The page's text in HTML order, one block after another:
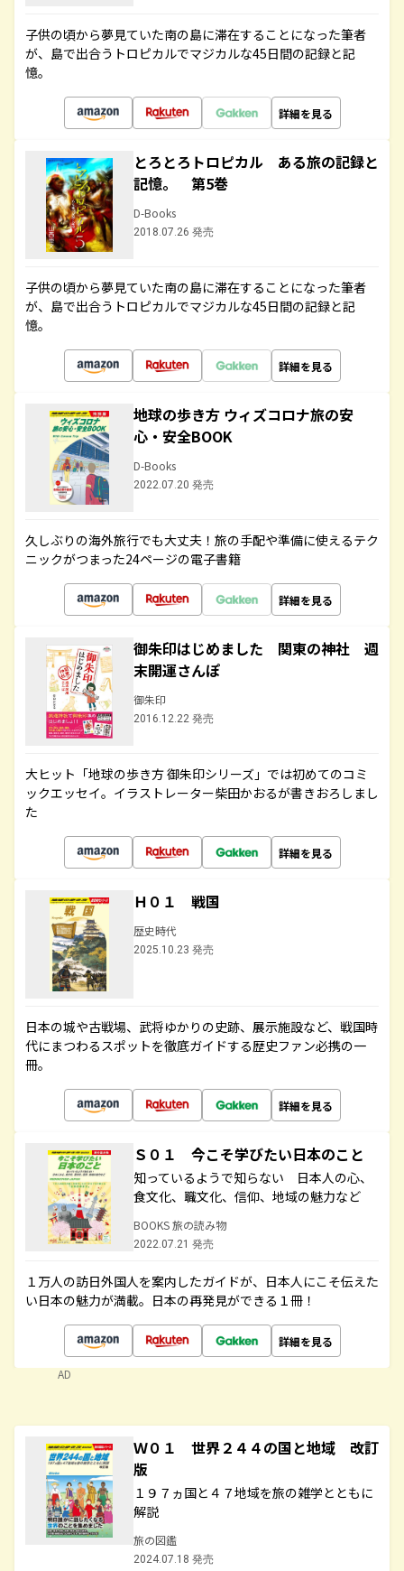
子供の頃から夢見ていた南の島に滞在することになった筆者
が、島で出合うトロピカルでマジカルな45日間の記録と記
憶。
詳細を見る
とろとろトロピカル ある旅の記録と
記憶。 第5巻
D-Books
2018.07.26 発売
子供の頃から夢見ていた南の島に滞在することになった筆者
が、島で出合うトロピカルでマジカルな45日間の記録と記
憶。
詳細を見る
地球の歩き方 ウィズコロナ旅の安
心・安全BOOK
D-Books
2022.07.20 発売
久しぶりの海外旅行でも大丈夫！旅の手配や準備に使えるテク
ニックがつまった24ページの電子書籍
詳細を見る
御朱印はじめました 関東の神社 週
末開運さんぽ
御朱印
2016.12.22 発売
大ヒット「地球の歩き方 御朱印シリーズ」では初めてのコミ
ックエッセイ。イラストレーター柴田かおるが書きおろしまし
た
詳細を見る
Ｈ０１ 戦国
歴史時代
2025.10.23 発売
日本の城や古戦場、武将ゆかりの史跡、展示施設など、戦国時
代にまつわるスポットを徹底ガイドする歴史ファン必携の一
冊。
詳細を見る
Ｓ０１ 今こそ学びたい日本のこと
知っているようで知らない 日本人の心、
食文化、職文化、信仰、地域の魅力など
BOOKS 旅の読み物
2022.07.21 発売
１万人の訪日外国人を案内したガイドが、日本人にこそ伝えた
い日本の魅力が満載。日本の再発見ができる１冊！
詳細を見る
AD
Ｗ０１ 世界２４４の国と地域 改訂
版
１９７ヵ国と４７地域を旅の雑学とともに
解説
旅の図鑑
2024.07.18 発売